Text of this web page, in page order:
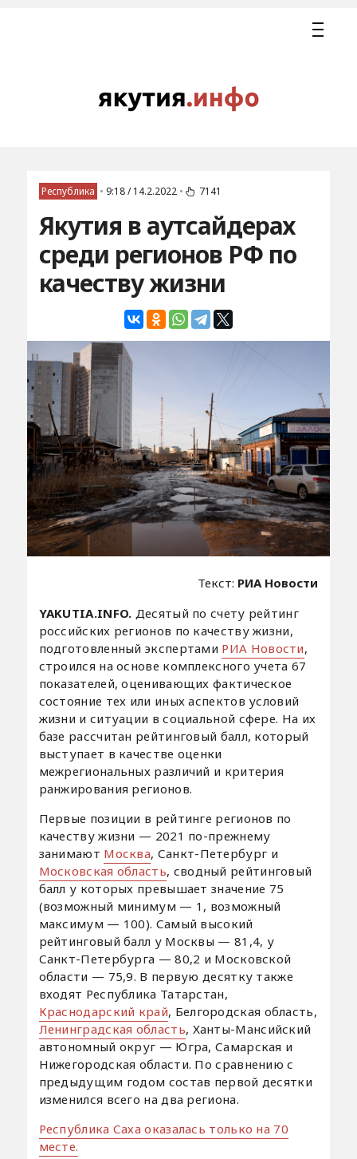
Республика • 9:18 / 14.2.2022 • 7141
Якутия в аутсайдерах
среди регионов РФ по
качеству жизни
Текст: РИА Новости
YAKUTIA.INFO. Десятый по счету рейтинг
российских регионов по качеству жизни,
подготовленный экспертами РИА Новости,
строился на основе комплексного учета 67
показателей, оценивающих фактическое
состояние тех или иных аспектов условий
жизни и ситуации в социальной сфере. На их
базе рассчитан рейтинговый балл, который
выступает в качестве оценки
межрегиональных различий и критерия
ранжирования регионов.
Первые позиции в рейтинге регионов по
качеству жизни — 2021 по-прежнему
занимают Москва, Санкт-Петербург и
Московская область, сводный рейтинговый
балл у которых превышает значение 75
(возможный минимум — 1, возможный
максимум — 100). Самый высокий
рейтинговый балл у Москвы — 81,4, у
Санкт-Петербурга — 80,2 и Московской
области — 75,9. В первую десятку также
входят Республика Татарстан,
Краснодарский край, Белгородская область,
Ленинградская область, Ханты-Мансийский
автономный округ — Югра, Самарская и
Нижегородская области. По сравнению с
предыдущим годом состав первой десятки
изменился всего на два региона.
Республика Саха оказалась только на 70
месте.